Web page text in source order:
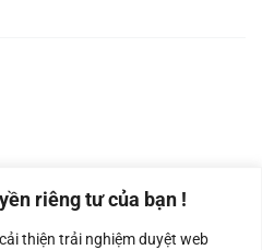
riêng tư của bạn !
thiện trải nghiệm duyệt web